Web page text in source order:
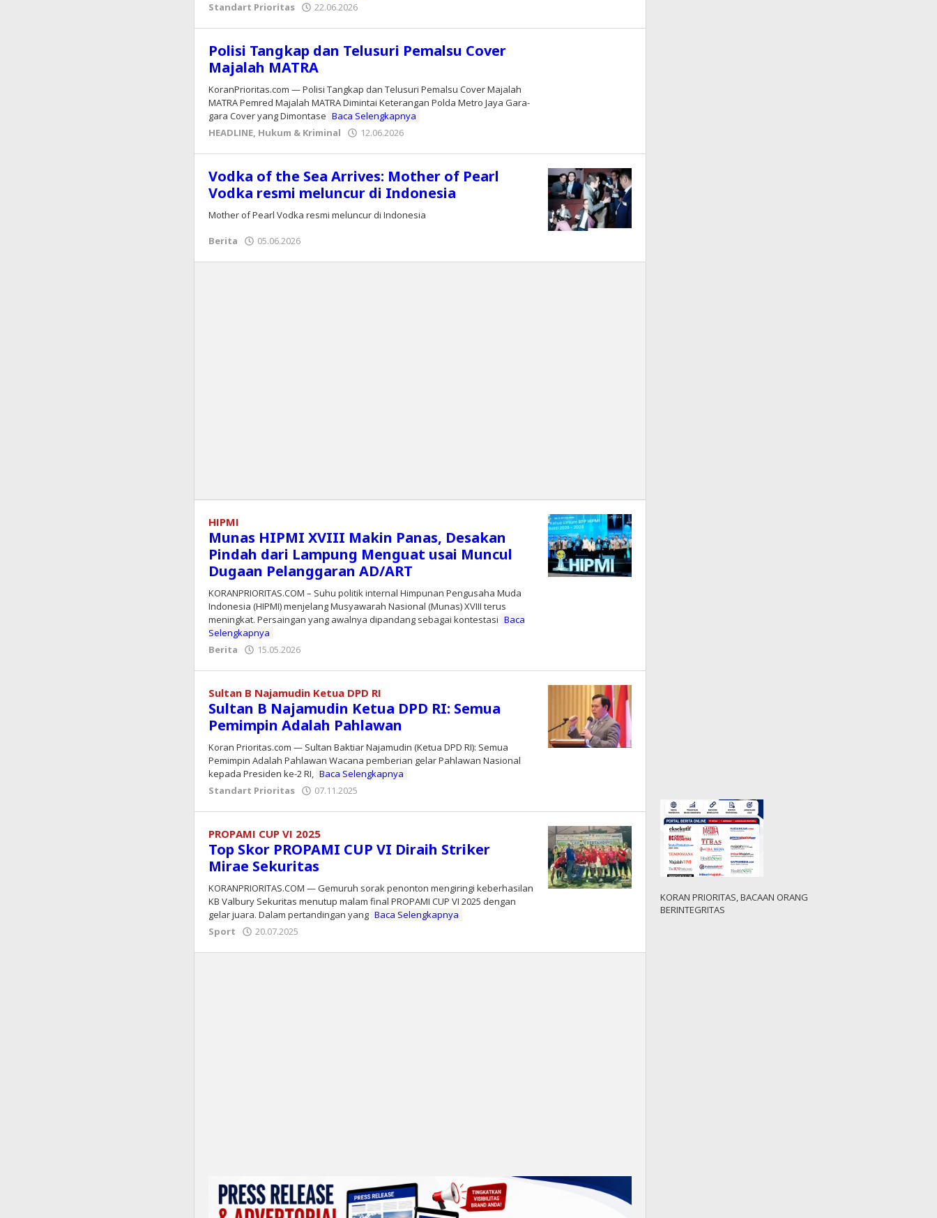
Standart Prioritas
22.06.2026
Polisi Tangkap dan Telusuri Pemalsu Cover
Majalah MATRA
KoranPrioritas.com — Polisi Tangkap dan Telusuri Pemalsu Cover Majalah
MATRA Pemred Majalah MATRA Dimintai Keterangan Polda Metro Jaya Gara-
gara Cover yang Dimontase Baca Selengkapnya
HEADLINE, Hukum & Kriminal 12.06.2026
Vodka of the Sea Arrives: Mother of Pearl
Vodka resmi meluncur di Indonesia
Mother of Pearl Vodka resmi meluncur di Indonesia
Berita 05.06.2026
HIPMI
Munas HIPMI XVIII Makin Panas, Desakan
Pindah dari Lampung Menguat usai Muncul
Dugaan Pelanggaran AD/ART
KORANPRIORITAS.COM – Suhu politik internal Himpunan Pengusaha Muda
Indonesia (HIPMI) menjelang Musyawarah Nasional (Munas) XVIII terus
meningkat. Persaingan yang awalnya dipandang sebagai kontestasi Baca
Selengkapnya
Berita
15.05.2026
Sultan B Najamudin Ketua DPD RI
Sultan B Najamudin Ketua DPD RI: Semua
Pemimpin Adalah Pahlawan
Koran Prioritas.com — Sultan Baktiar Najamudin (Ketua DPD RI): Semua
Pemimpin Adalah Pahlawan Wacana pemberian gelar Pahlawan Nasional
kepada Presiden ke-2 RI, Baca Selengkapnya
Standart Prioritas
07.11.2025
PROPAMI CUP VI 2025
Top Skor PROPAMI CUP VI Diraih Striker
Mirae Sekuritas
KORANPRIORITAS.COM — Gemuruh sorak penonton mengiringi keberhasilan
KB Valbury Sekuritas menutup malam final PROPAMI CUP VI 2025 dengan
gelar juara. Dalam pertandingan yang Baca Selengkapnya
Sport
20.07.2025
KORAN PRIORITAS, BACAAN ORANG
BERINTEGRITAS